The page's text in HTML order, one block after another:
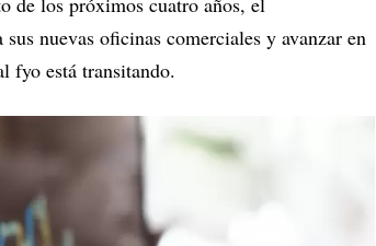
nuevas oficinas comerciales y avanzar en
fyo está transitando.